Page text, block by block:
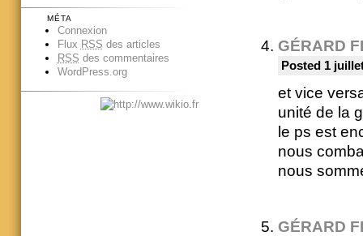
GÉRARD
Posted 1
et vice
unité de la
le ps est
nous
nous
GÉRARD
MÉTA
Connexion
Flux RSS des articles
RSS des commentaires
WordPress.org